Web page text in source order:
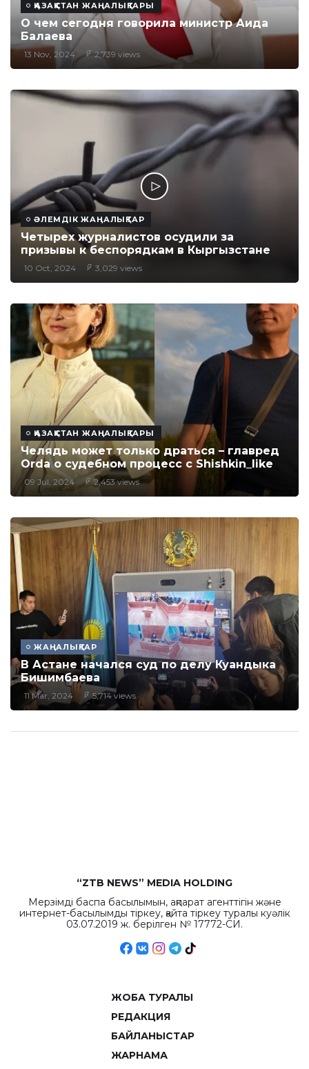
ҚАЗАҚСТАН ЖАҢАЛЫҚТАРЫ
О чем сегодня говорила министр Аида
Балаева
13 Nov, 2024 2,739 views
ӘЛЕМДІК ЖАҢАЛЫҚТАР
Четырех журналистов осудили за
призывы к беспорядкам в Кыргызстане
10 Oct, 2024 3,029 views
ҚАЗАҚСТАН ЖАҢАЛЫҚТАРЫ
Челядь может только драться – главред
Orda о судебном процесс с Shishkin_like
09 Jul, 2024 2,453 views
ЖАҢАЛЫҚТАР
В Астане начался суд по делу Куандыка
Бишимбаева
11 Mar, 2024 5,714 views
“ZTB NEWS” MEDIA HOLDING
Мерзімді баспа басылымын, ақпарат агенттігін және
интернет-басылымды тіркеу, қайта тіркеу туралы куәлік
03.07.2019 ж. берілген № 17772-СИ.
ЖОБА ТУРАЛЫ
РЕДАКЦИЯ
БАЙЛАНЫСТАР
ЖАРНАМА